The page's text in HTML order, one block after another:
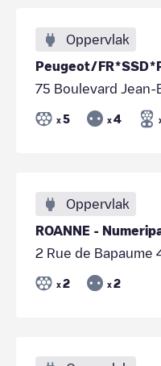
Oppervlak
Peugeot/
75 Boulevard
x 5 x 4
Oppervlak
ROANNE -
2 Rue de Bapaume
x 2 x 2